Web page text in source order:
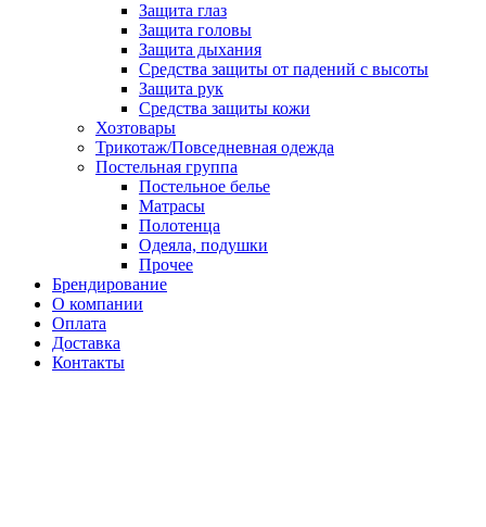
Защита глаз
Защита головы
Защита дыхания
Средства защиты от падений с высоты
Защита рук
Средства защиты кожи
Хозтовары
Трикотаж/Повседневная одежда
Постельная группа
Постельное белье
Матрасы
Полотенца
Одеяла, подушки
Прочее
Брендирование
О компании
Оплата
Доставка
Контакты